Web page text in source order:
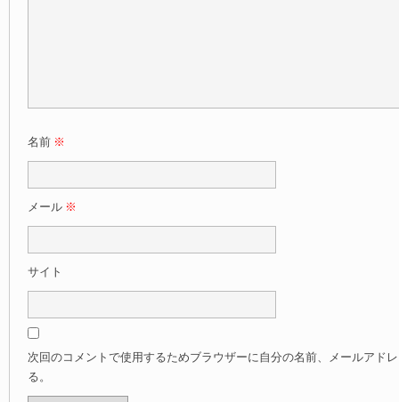
名前 ※
メール ※
サイト
次回のコメントで使用するためブラウザーに自分の名前、メールアド
る。